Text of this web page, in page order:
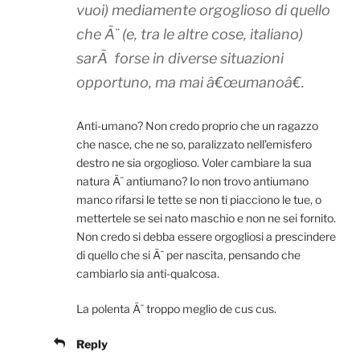
vuoi) mediamente orgoglioso di quello
che Ã¨ (e, tra le altre cose, italiano)
sarÃ forse in diverse situazioni
opportuno, ma mai â€œumanoâ€.
Anti-umano? Non credo proprio che un ragazzo
che nasce, che ne so, paralizzato nell’emisfero
destro ne sia orgoglioso. Voler cambiare la sua
natura Ã¨ antiumano? Io non trovo antiumano
manco rifarsi le tette se non ti piacciono le tue, o
mettertele se sei nato maschio e non ne sei fornito.
Non credo si debba essere orgogliosi a prescindere
di quello che si Ã¨ per nascita, pensando che
cambiarlo sia anti-qualcosa.
La polenta Ã¨ troppo meglio de cus cus.
Reply